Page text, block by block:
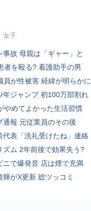
女子
事故 母親は「ギャー」と
者を殴る? 看護助手の男
員が性被害 経緯が明らかに
年ジャンプ 初100万部割れ
やめてよかった生活習慣
通報 元従業員のその後
代表「洗礼受けたね」連絡
ズム 2年前後で効果失う?
ニで爆発音 店は煙で充満
輝がX更新 総ツッコミ